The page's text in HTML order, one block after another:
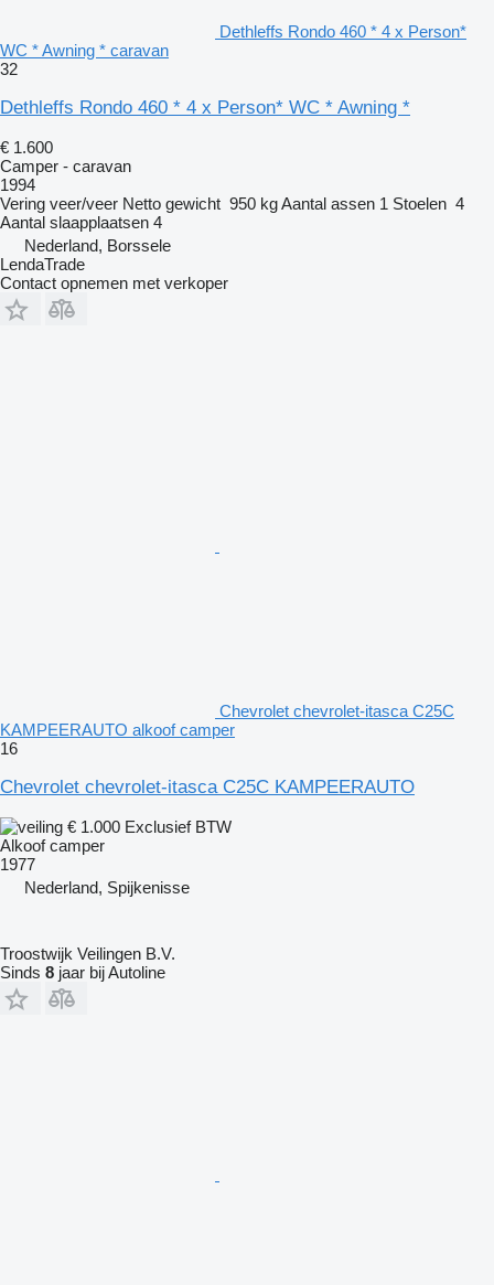
Dethleffs Rondo 460 * 4 x Person*
WC * Awning * caravan
32
Dethleffs Rondo 460 * 4 x Person* WC * Awning *
€ 1.600
Camper - caravan
1994
Vering veer/veer Netto gewicht 950 kgAantal assen 1 Stoelen 4
Aantal slaapplaatsen 4
Nederland, Borssele
LendaTrade
Contact opnemen met verkoper
Chevrolet chevrolet-itasca C25C
KAMPEERAUTO alkoof camper
16
Chevrolet chevrolet-itasca C25C KAMPEERAUTO
€ 1.000 Exclusief BTW
Alkoof camper
1977
Nederland, Spijkenisse
Troostwijk Veilingen B.V.
Sinds 8 jaar bij Autoline